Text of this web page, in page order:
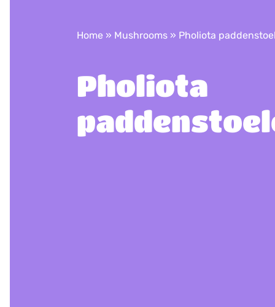
Home » Mushrooms » Pholiota
Pholiota